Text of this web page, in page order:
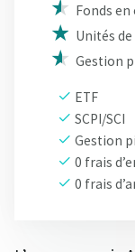
Fonds en
Unités
Gestion
ETF
SCPI/SCI
Gestion
0 frais
0 frais